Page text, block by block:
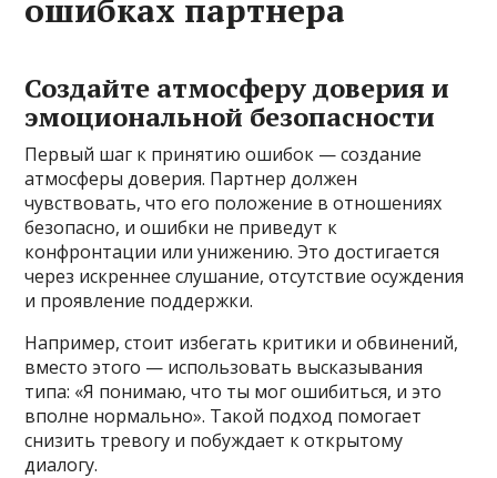
ошибках партнера
Создайте атмосферу доверия и
эмоциональной безопасности
Первый шаг к принятию ошибок — создание
атмосферы доверия. Партнер должен
чувствовать, что его положение в отношениях
безопасно, и ошибки не приведут к
конфронтации или унижению. Это достигается
через искреннее слушание, отсутствие осуждения
и проявление поддержки.
Например, стоит избегать критики и обвинений,
вместо этого — использовать высказывания
типа: «Я понимаю, что ты мог ошибиться, и это
вполне нормально». Такой подход помогает
снизить тревогу и побуждает к открытому
диалогу.